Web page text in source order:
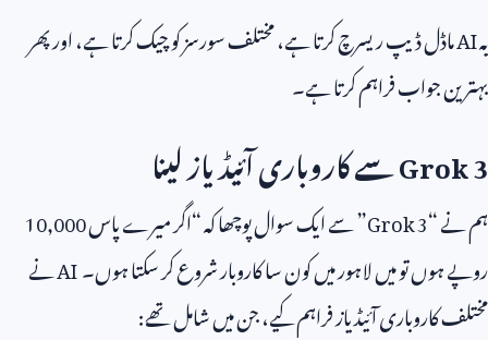
یہAIماڈل ڈیپ ریسرچ کرتا ہے، مختلف سورسز کو چیک کرتا ہے، اور پھر
بہترین جواب فراہم کرتا ہے۔
Grok 3سے کاروباری آئیڈیاز لینا
ہم نے “Grok 3” سے ایک سوال پوچھا کہ “اگر میرے پاس10,000
روپے ہوں تو میں لاہور میں کون سا کاروبار شروع کر سکتا ہوں۔AIنے
مختلف کاروباری آئیڈیاز فراہم کیے، جن میں شامل تھے: